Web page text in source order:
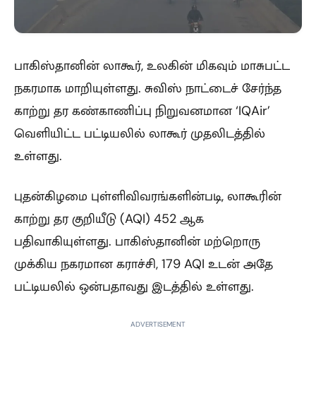
பாகிஸ்தானின் லாகூர், உலகின் மிகவும் மாசுபட்ட
நகரமாக மாறியுள்ளது. சுவிஸ் நாட்டைச் சேர்ந்த
காற்று தர கண்காணிப்பு நிறுவனமான ‘IQAir’
வெளியிட்ட பட்டியலில் லாகூர் முதலிடத்தில்
உள்ளது.
புதன்கிழமை புள்ளிவிவரங்களின்படி, லாகூரின்
காற்று தர குறியீடு (AQI) 452 ஆக
பதிவாகியுள்ளது. பாகிஸ்தானின் மற்றொரு
முக்கிய நகரமான கராச்சி, 179 AQI உடன் அதே
பட்டியலில் ஒன்பதாவது இடத்தில் உள்ளது.
ADVERTISEMENT